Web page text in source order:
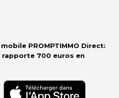
PROMPTIMMO Direct:
700 euros en